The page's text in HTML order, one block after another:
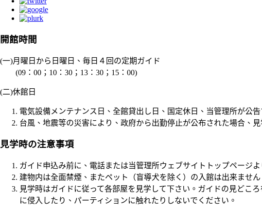
開館時間
(一)月曜日から日曜日、毎日４回の定期ガイド
(09：00；10：30；13：30；15：00)
(二)休館日
電気設備メンテナンス日、全館貸出し日、国定休日、当管理所が公
台風、地震等の災害により、政府から出勤停止が公布された場合、見
見学時の注意事項
ガイド申込み前に、電話または当管理所ウェブサイトトップページ
建物内は全面禁煙、またペット（盲導犬を除く）の入館は出来ませ
見学時はガイドに従って各部屋を見学して下さい。ガイドの見どこ
に侵入したり、パーティションに触れたりしないでください。